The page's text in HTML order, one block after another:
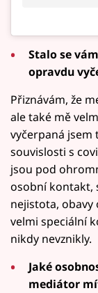
Stalo se
opravdu
Přiznávám, že
ale také mě
vyčerpaná jsem
souvislosti s
jsou pod
osobní kontakt,
nejistota, obavy
velmi speciální
nikdy nevznikly.
Jaké
mediátor